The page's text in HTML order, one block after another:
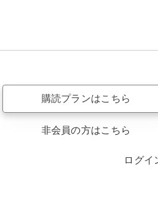
購読プランはこちら
非会員の方はこちら
ログイ